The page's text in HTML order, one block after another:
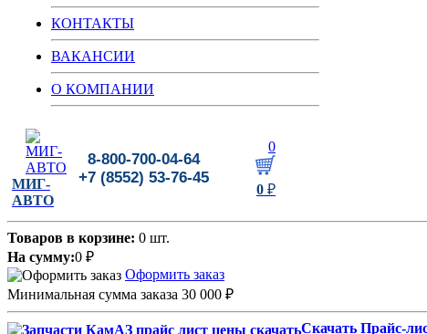
КОНТАКТЫ
ВАКАНСИИ
О КОМПАНИИ
МИГ-
АВТО
8-800-700-04-64
+7 (8552) 53-76-45
0
0 ₽
Товаров в корзине: 0 шт.
На сумму:0 ₽
Оформить заказ
Минимальная сумма заказа 30 000 ₽
Скачать Прайс-